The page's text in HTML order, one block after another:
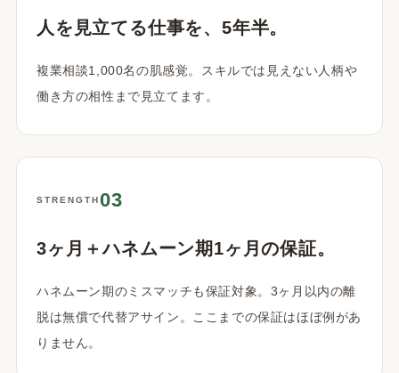
人を見立てる仕事を、5年半。
複業相談1,000名の肌感覚。スキルでは見えない人柄や
働き方の相性まで見立てます。
STRENGTH03
3ヶ月＋ハネムーン期1ヶ月の保証。
ハネムーン期のミスマッチも保証対象。3ヶ月以内の離
脱は無償で代替アサイン。ここまでの保証はほぼ例があ
りません。